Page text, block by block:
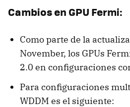
Cambios en GPU Fermi:
Como parte de la
November, los GPUs
2.0 en configuraciones
Para configuraciones
WDDM es el siguiente: